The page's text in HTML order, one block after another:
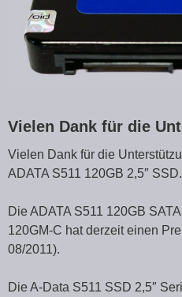
Vielen Dank für die
Vielen Dank für die
ADATA S511 120GB 2,5″ SSD.
Die ADATA S511 120GB
120GM-C hat derzeit einen
08/2011).
Die A-Data S511 SSD 2,5″